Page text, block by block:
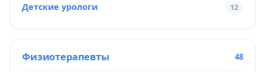
Детские урологи 12
Физиотерапевты 48